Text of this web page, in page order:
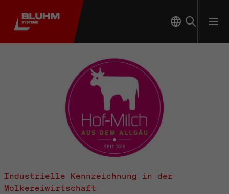
Industrielle Kennzeichnung in der
Molkereiwirtschaft